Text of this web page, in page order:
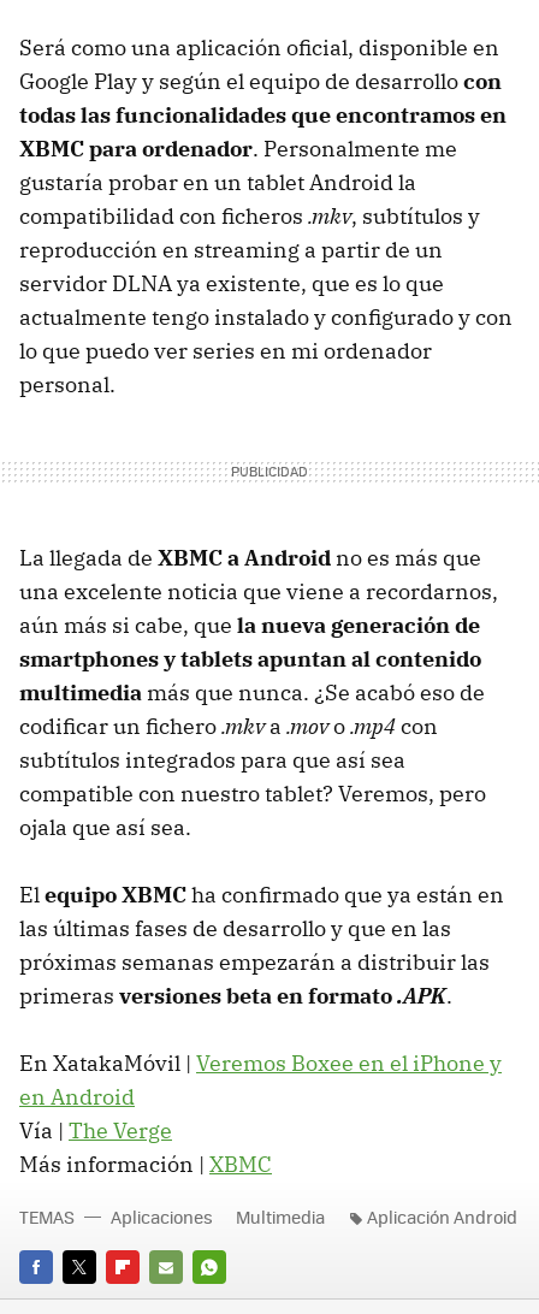
Será como una aplicación oficial, disponible en
Google Play y según el equipo de desarrollocon
todas las funcionalidades que encontramos en
XBMCpara ordenador. Personalmente me
gustaría probar en un tablet Android la
compatibilidad con ficheros .mkv, subtítulos y
reproducción en streaming a partir de un
servidor DLNAya existente, que es lo que
actualmente tengo instalado y configurado y con
lo que puedo ver series en mi ordenador
personal.
La llegada de XBMCa Android no es más que
una excelente noticia que viene a recordarnos,
aún más si cabe, que la nueva generación de
smartphones y tablets apuntan al contenido
multimedia más que nunca. ¿Se acabó eso de
codificar un fichero.mkva .movo.mp4con
subtítulos integrados para que así sea
compatible con nuestro tablet? Veremos, pero
ojala que así sea.
ElequipoXBMCha confirmado que ya están en
las últimas fases de desarrollo y que en las
próximas semanas empezarán a distribuir las
primeras versiones beta en formato.APK.
En XatakaMóvil | Veremos Boxee en el iPhone y
en Android
Vía | The Verge
Más información | XBMC
FACEBOOK
TWITTERFLIPBOARD
E-
WHATSAPP
TEMAS Aplicaciones Multimedia Aplicación Android